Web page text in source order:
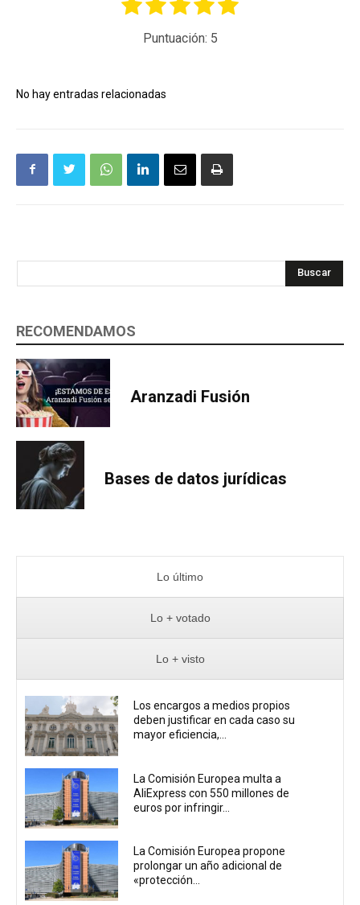
Puntuación: 5
No hay entradas relacionadas
Buscar
RECOMENDAMOS
Aranzadi Fusión
Bases de datos jurídicas
Lo último
Lo + votado
Lo + visto
Los encargos a medios propios
deben justificar en cada caso su
mayor eficiencia,...
La Comisión Europea multa a
AliExpress con 550 millones de
euros por infringir...
La Comisión Europea propone
prolongar un año adicional de
«protección...